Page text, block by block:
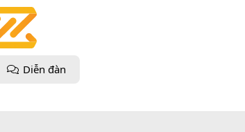
Diễn đàn